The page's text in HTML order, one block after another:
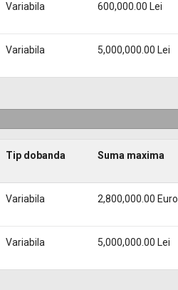
Variabila
600,000.00 Lei
Variabila
5,000,000.00 Lei
Tip dobanda Suma maxima
Variabila
2,800,000.00 Euro
Variabila
5,000,000.00 Lei